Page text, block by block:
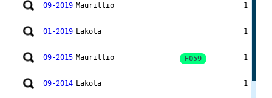
09-2019 Maurillio 1
01-2019 Lakota 1
09-2015 Maurillio FO59 1
09-2014 Lakota 1